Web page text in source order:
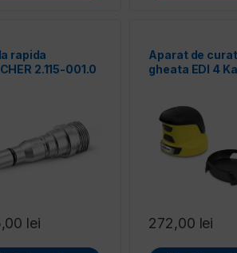
rapida
2.115-001.0
lei
Aparat de
gheata EDI 4
272,00 lei